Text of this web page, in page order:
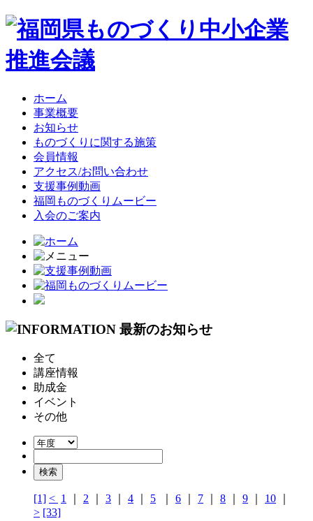
ホーム
事業概要
お知らせ
ものづくりに関する施策
会員情報
アクセス/お問い合わせ
支援事例動画
福岡ものづくりムービー
入会のご案内
全て
講座情報
助成金
イベント
その他
[1] < 1 2 3 4 5 6 7 8 9 10
> [33]